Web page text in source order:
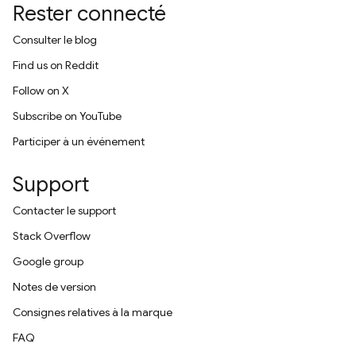
Rester connecté
Consulter le blog
Find us on Reddit
Follow on X
Subscribe on YouTube
Participer à un événement
Support
Contacter le support
Stack Overflow
Google group
Notes de version
Consignes relatives à la marque
FAQ